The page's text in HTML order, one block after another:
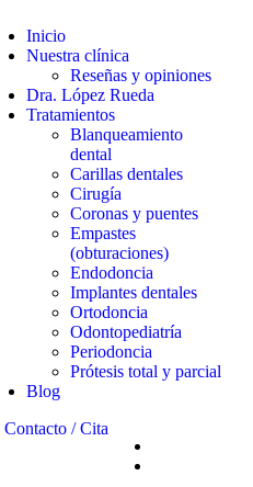
Inicio
Nuestra clínica
Reseñas y opiniones
Dra. López Rueda
Tratamientos
Blanqueamiento
dental
Carillas dentales
Cirugía
Coronas y puentes
Empastes
(obturaciones)
Endodoncia
Implantes dentales
Ortodoncia
Odontopediatría
Periodoncia
Prótesis total y parcial
Blog
Contacto / Cita